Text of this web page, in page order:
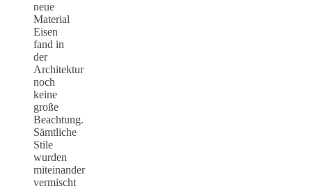
neue
Material
Eisen
fand in
der
Architektur
noch
keine
große
Beachtung.
Sämtliche
Stile
wurden
miteinander
vermischt